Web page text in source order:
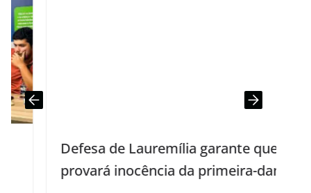
Defesa de Lauremília garante que
provará inocência da primeira-dama